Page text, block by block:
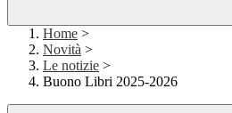
Home >
Novità >
Le notizie >
Buono Libri 2025-2026